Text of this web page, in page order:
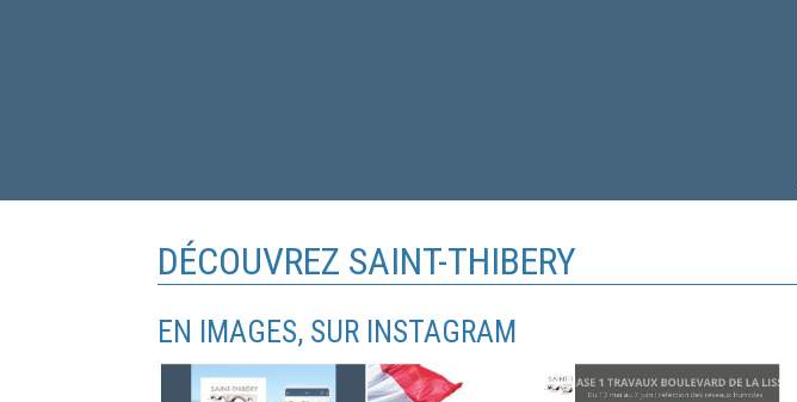
DÉCOUVREZ SAINT-THIBERY
EN IMAGES, SUR INSTAGRAM